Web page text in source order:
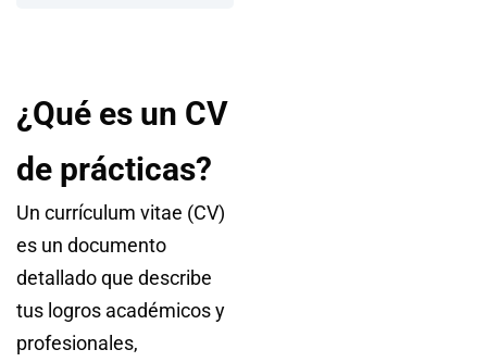
¿Qué es un CV
de prácticas?
Un currículum vitae (CV)
es un documento
detallado que describe
tus logros académicos y
profesionales,